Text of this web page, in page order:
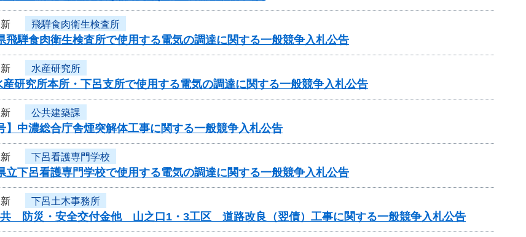
飛騨食肉衛生検査所
飛騨食肉衛生検査所で使用する電気の調達に関する一般競争入札公告
水産研究所
研究所本所・下呂支所で使用する電気の調達に関する一般競争入札公告
公共建築課
】中濃総合庁舎煙突解体工事に関する一般競争入札公告
下呂看護専門学校
立下呂看護専門学校で使用する電気の調達に関する一般競争入札公告
下呂土木事務所
共 防災・安全交付金他 山之口1・3工区 道路改良（翌債）工事に関する一般競争入札公告